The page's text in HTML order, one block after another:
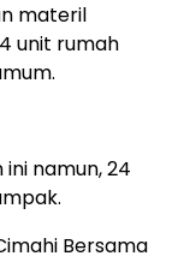
materil
unit rumah
namun, 24
Bersama